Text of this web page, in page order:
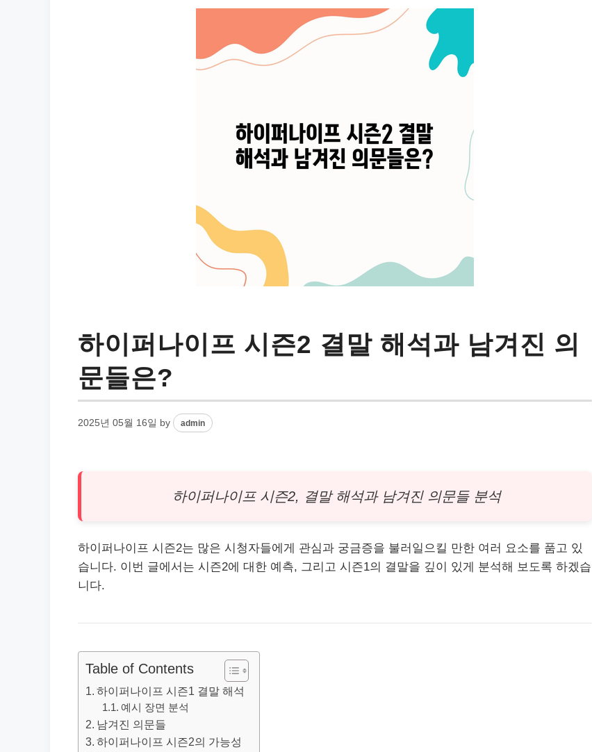
하이퍼나이프 시즌2 결말 해석과 남겨진 의
문들은?
2025년 05월 16일 by admin
하이퍼나이프 시즌2, 결말 해석과 남겨진 의문들 분석
하이퍼나이프 시즌2는 많은 시청자들에게 관심과 궁금증을 불러일으킬 만한 여러 요소를 품고 있
습니다. 이번 글에서는 시즌2에 대한 예측, 그리고 시즌1의 결말을 깊이 있게 분석해 보도록 하겠습
니다.
Table of Contents
하이퍼나이프 시즌1 결말 해석
예시 장면 분석
남겨진 의문들
하이퍼나이프 시즌2의 가능성